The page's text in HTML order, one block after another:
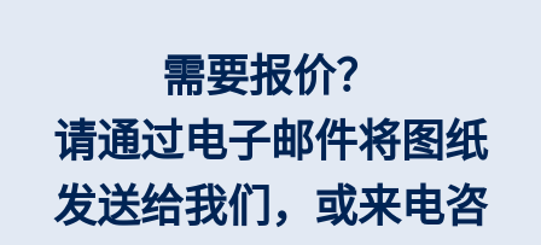
需要报价？
请通过电子邮件将图纸
发送给我们，或来电咨